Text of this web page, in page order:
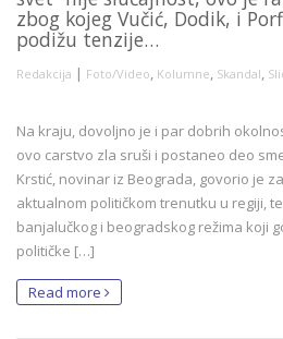
zbog kojeg Vučić, Dodik, i
podižu tenzije…
Redakcija | Foto/Video, Kolumne, Skandal,
Na kraju, dovoljno je i par dobrih
ovo carstvo zla sruši i postaneo deo
Krstić, novinar iz Beograda, govorio je
aktualnom političkom trenutku u regiji,
banjalučkog i beogradskog režima koji
političke […]
Read more